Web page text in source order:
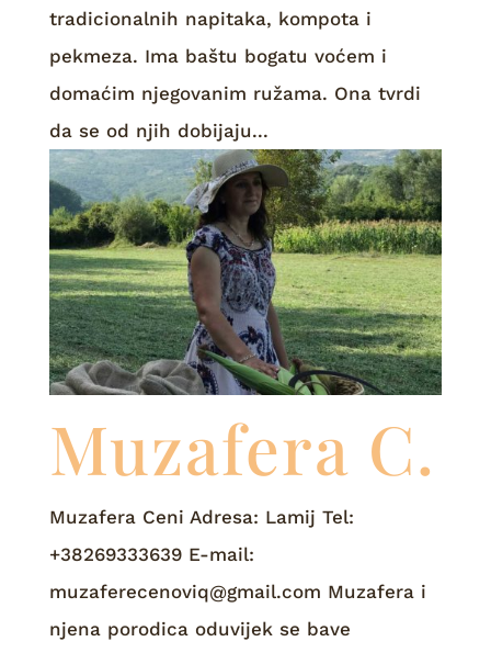
tradicionalnih napitaka, kompota i
pekmeza. Ima baštu bogatu voćem i
domaćim njegovanim ružama. Ona tvrdi
da se od njih dobijaju...
Muzafera C.
Muzafera Ceni Adresa: Lamij Tel:
+38269333639 E-mail:
muzaferecenoviq@gmail.com Muzafera i
njena porodica oduvijek se bave